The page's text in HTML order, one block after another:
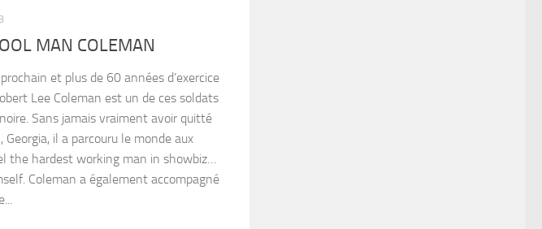
MAN COLEMAN
et plus de 60 années d’exercice
Lee Coleman est un de ces soldats
Sans jamais vraiment avoir quitté
il a parcouru le monde aux
the hardest working man in showbiz…
Coleman a également accompagné